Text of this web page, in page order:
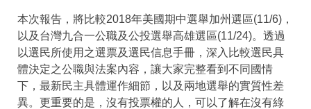
本次報告，將比較2018年美國期中選舉加州選區(11/6)，
以及台灣九合一公職及公投選舉高雄選區(11/24)。透過
以選民所使用之選票及選民信息手冊，深入比較選民具
體決定之公職與法案內容，讓大家完整看到不同國情
下，最新民主具體運作細節，以及兩地選舉的實質性差
異。更重要的是，沒有投票權的人，可以了解在沒有綠